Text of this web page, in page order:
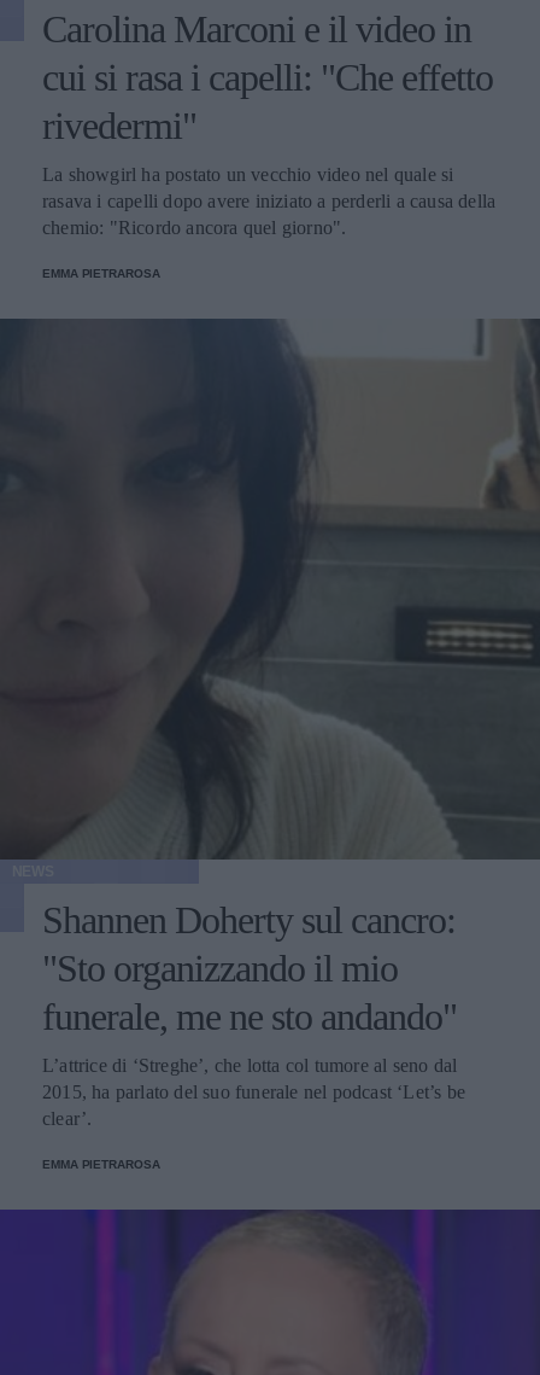
Carolina Marconi e il video in
cui si rasa i capelli: "Che effetto
rivedermi"
La showgirl ha postato un vecchio video nel quale si
rasava i capelli dopo avere iniziato a perderli a causa della
chemio: "Ricordo ancora quel giorno".
EMMA PIETRAROSA
Shannen Doherty sul cancro:
"Sto organizzando il mio
funerale, me ne sto andando"
L’attrice di ‘Streghe’, che lotta col tumore al seno dal
2015, ha parlato del suo funerale nel podcast ‘Let’s be
clear’.
EMMA PIETRAROSA